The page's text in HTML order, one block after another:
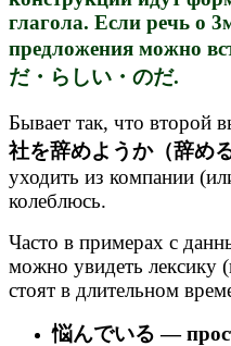
глагола. Если речь о
предложения можно
だ・らしい・のだ.
Бывает так, что второй
社を辞めようか（辞め
уходить из компании
колеблюсь.
Часто в примерах с
можно увидеть лексику
стоят в длительном
悩んでいる —